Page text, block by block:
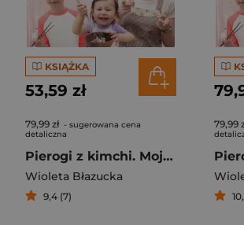
KSIĄŻKA
53,59 zł
79,99 zł - sugerowana cena
detaliczna
Pierogi z kimchi. Moje ulubione azjatyckie przepisy
Wioleta Błazucka
9,4 (7)
79,99